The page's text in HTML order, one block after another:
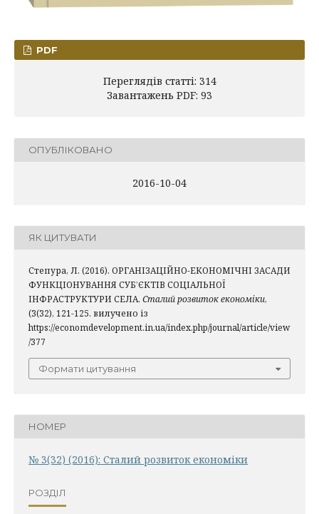
PDF
Переглядів статті: 314
Завантажень PDF: 93
ОПУБЛІКОВАНО
2016-10-04
ЯК ЦИТУВАТИ
Степура, Л. (2016). ОРГАНІЗАЦІЙНО-ЕКОНОМІЧНІ ЗАСАДИ
ФУНКЦІОНУВАННЯ СУБ’ЄКТІВ СОЦІАЛЬНОЇ
ІНФРАСТРУКТУРИ СЕЛА. Сталий розвиток економіки,
(3(32), 121-125. вилучено із
https://economdevelopment.in.ua/index.php/journal/article/view
/377
Формати цитування
НОМЕР
№ 3(32) (2016): Сталий розвиток економіки
РОЗДІЛ